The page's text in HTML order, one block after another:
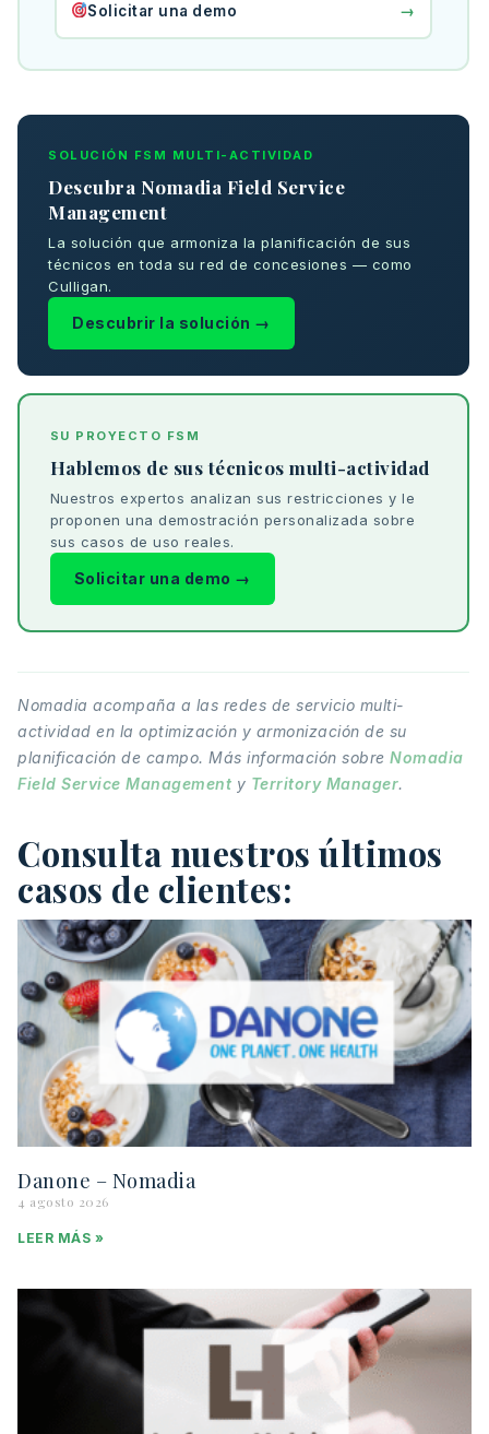
Solicitar una demo →
SOLUCIÓN FSM MULTI-ACTIVIDAD
Descubra Nomadia Field Service
Management
La solución que armoniza la planificación de sus
técnicos en toda su red de concesiones — como
Culligan.
Descubrir la solución →
SU PROYECTO FSM
Hablemos de sus técnicos multi-actividad
Nuestros expertos analizan sus restricciones y le
proponen una demostración personalizada sobre
sus casos de uso reales.
Solicitar una demo →
Nomadia acompaña a las redes de servicio multi-
actividad en la optimización y armonización de su
planificación de campo. Más información sobre Nomadia
Field Service Management y Territory Manager.
Consulta nuestros últimos
casos de clientes:
Danone – Nomadia
4 agosto 2026
LEER MÁS »